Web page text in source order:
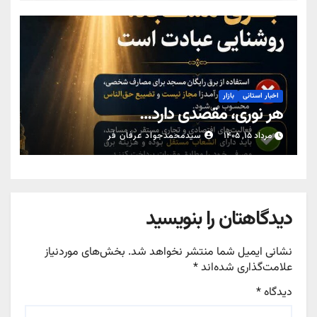
اخبار استانی بازار
هر نوری، مقصدی دارد…
مرداد ۱۵, ۱۴۰۵ سیدمحمدجواد عرفان فر
دیدگاهتان را بنویسید
نشانی ایمیل شما منتشر نخواهد شد. بخش‌های موردنیاز
علامت‌گذاری شده‌اند*
دیدگاه*